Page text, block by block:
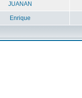
JUANAN
Enrique